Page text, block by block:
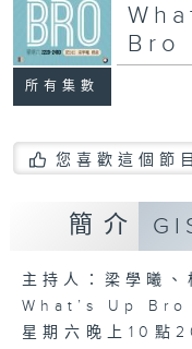
所有集數
Bro
您喜歡這個節
簡介
主持人：梁學曦
What’s Up Bro
星期六晚上10點